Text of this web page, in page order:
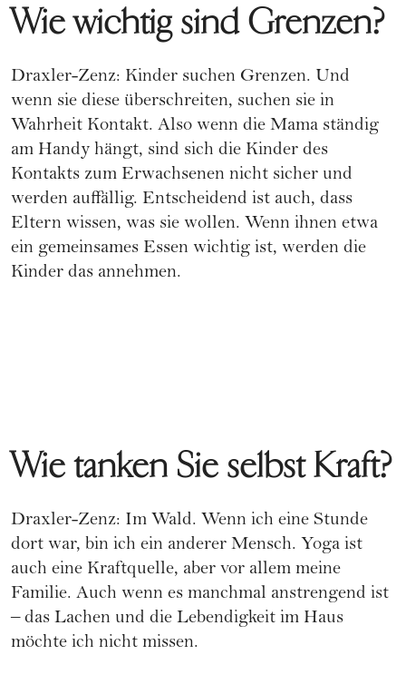
Wie wichtig sind Grenzen?
Draxler-Zenz: Kinder suchen Grenzen. Und
wenn sie diese überschreiten, suchen sie in
Wahrheit Kontakt. Also wenn die Mama ständig
am Handy hängt, sind sich die Kinder des
Kontakts zum Erwachsenen nicht sicher und
werden auffällig. Entscheidend ist auch, dass
Eltern wissen, was sie wollen. Wenn ihnen etwa
ein gemeinsames Essen wichtig ist, werden die
Kinder das annehmen.
Wie tanken Sie selbst Kraft?
Draxler-Zenz: Im Wald. Wenn ich eine Stunde
dort war, bin ich ein anderer Mensch. Yoga ist
auch eine Kraftquelle, aber vor allem meine
Familie. Auch wenn es manchmal anstrengend ist
– das Lachen und die Lebendigkeit im Haus
möchte ich nicht missen.